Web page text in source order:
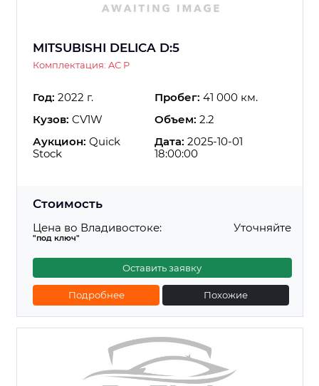
MITSUBISHI DELICA D:5
Комплектация: AC P
Год: 2022 г. Пробег: 41 000 км.
Кузов: CV1W Объем: 2.2
Аукцион: Quick
Stock
Дата: 2025-10-01
18:00:00
Стоимость
Цена во Владивостоке:
"под ключ"
Уточняйте
Оставить заявку
Подробнее Похожие